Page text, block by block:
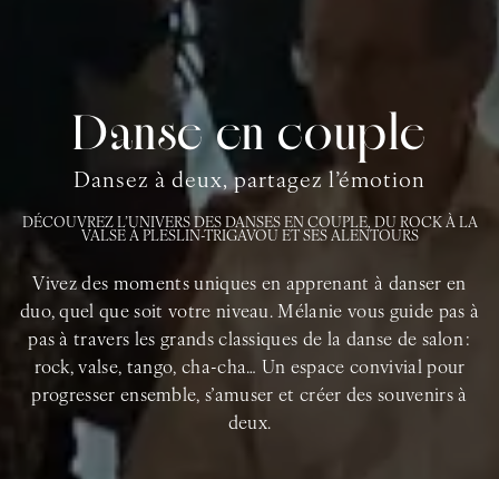
Danse en couple
Dansez à deux, partagez l’émotion
DÉCOUVREZ L’UNIVERS DES DANSES EN COUPLE, DU ROCK À LA
VALSE À PLESLIN-TRIGAVOU ET SES ALENTOURS
Vivez des moments uniques en apprenant à danser en
duo, quel que soit votre niveau. Mélanie vous guide pas à
pas à travers les grands classiques de la danse de salon :
rock, valse, tango, cha-cha… Un espace convivial pour
progresser ensemble, s’amuser et créer des souvenirs à
deux.